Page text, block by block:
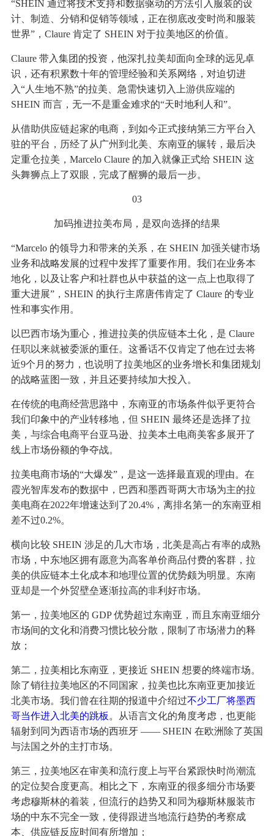
“SHEIN 通过将技术支持和数据驱动的方法引入服装的设
计、制造、分销和促销等领域，正在彻底改变时尚和服装
世界”，Claure 肯定了 SHEIN 对于拉美地区的价值。
Claure 带入集团的投资，他深扎拉美却面向全球的远见卓
识，还有积累数十年的管理经验和关系网络，对迫切进
入“人生地不熟”的拉美、急需快速切入上游供应端的
SHEIN 而言，无一不是重金难求的“天时地利人和”。
从借助供应链起家的电商，到如今正式接纳第三方平台入
驻的平台，历经了从广州到北美、东南亚的辗转，最后决
定重仓拉美，Marcelo Claure 的加入就像正式给 SHEIN 这
头舞狮点上了双眼，完成了醒狮的最后一步。
03
加码推进拉美布局，是双向选择的结果
“Marcelo 的领导力和带来的关系，在 SHEIN 加强关键市场
业务和战略发展的过程中发挥了重要作用。我们在业务本
地化，以及让客户和社群也从中获益的这一点上也取得了
重大进展”，SHEIN 的执行主席唐伟肯定了 Claure 的专业
性和事实作用。
以巴西市场为重心，推进拉美的供应链本土化，是 Claure
任职以来就被委派的重任。这番话不仅肯定了他在过去将
近9个月的努力，也说明了拉美地区的业务增长和集团规划
的战略蓝图一致，并且还要持续加大投入。
在传统的电商经营思路中，东南亚的市场条件似乎更符合
我们印象中的产业转移地，但 SHEIN 最终还是选择了拉
美，与综合电商平台亚马逊、拉美本土电商美客多展开了
线上市场份额的争夺战。
拉美电商市场的“大爆发”，是这一选择最直观的理由。在
霞光智库发布的数据中，巴西和墨西哥两大市场为主的拉
美电商在2022年增速达到了20.4%，离排名第一的东南亚相
差不过0.2%。
横向比较 SHEIN 涉足的几大市场，北美是高占有率的成熟
市场，中东地区拥有愿意为高客单价商品付费的客群，拉
美的供应链本土化成本和地理位置的优势颇为明显。东南
亚却是一个外贸壁垒逐渐拉高的非利好市场。
第一，拉美地区的 GDP 优势超过东南亚，而且东南亚细分
市场间的文化和消费习惯比较分散，限制了市场潜力的释
放；
第二，拉美相比东南亚，更接近 SHEIN 想要的终端市场。
除了销往拉美地区的不同国家，拉美也比东南亚更加接近
北美市场。我们曾在往期的报道中介绍过不少工厂将墨西
哥当作进入北美的跳板 。从语言文化的角度考虑，也更能
辐射到同为西语市场的西班牙 —— SHEIN 在欧洲除了英国
与法国之外的主打市场。
第三，拉美地区在审美和流行度上与平台紧跟快时尚潮流
的定位契合度更高。相比之下，东南亚的很多细分市场要
考虑穆斯林的着装，但流行的趋势又和同为穆斯林服装市
场的中东不完全一致，使得跟进当地流行趋势的考察成
本、供应链反应时间有所增加；